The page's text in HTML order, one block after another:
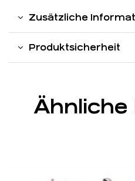
Zusätzliche
Produktsicherheit
Ähnliche